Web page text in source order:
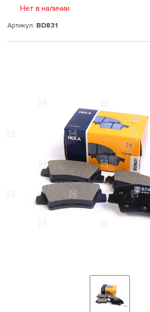
Нет в наличии
Артикул: BD831